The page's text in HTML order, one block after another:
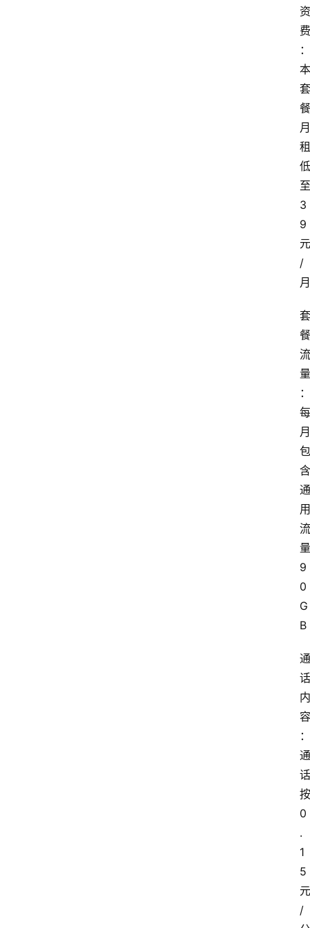
资
费
：
本
套
餐
月
租
低
至
3
9
元
/
月
套
餐
流
量
：
每
月
包
含
通
用
流
量
9
0
G
B
通
话
内
容
：
通
话
按
0
.
1
5
元
/